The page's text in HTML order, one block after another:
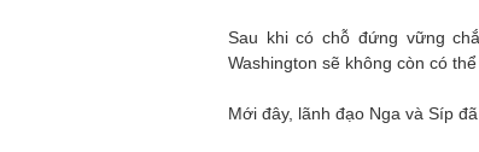
Sau khi có chỗ đứng vững
Washington sẽ không còn có
Mới đây, lãnh đạo Nga và Síp